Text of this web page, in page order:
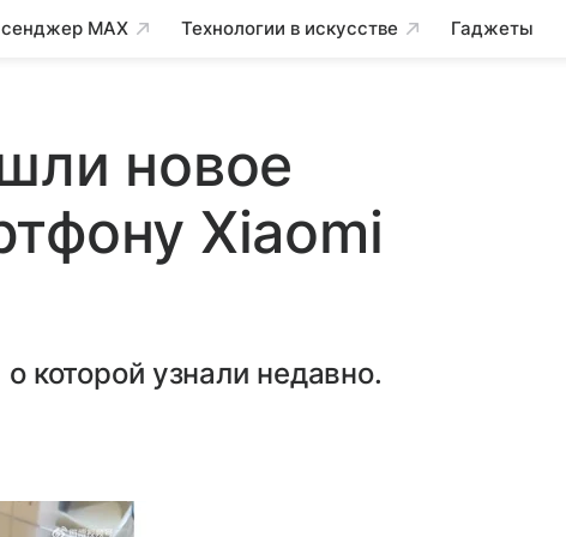
MAX Технологии в искусстве Гаджеты
новое
Xiaomi
которой узнали недавно.